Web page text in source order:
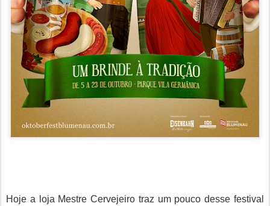
Hoje a loja Mestre Cervejeiro traz um pouco desse festival